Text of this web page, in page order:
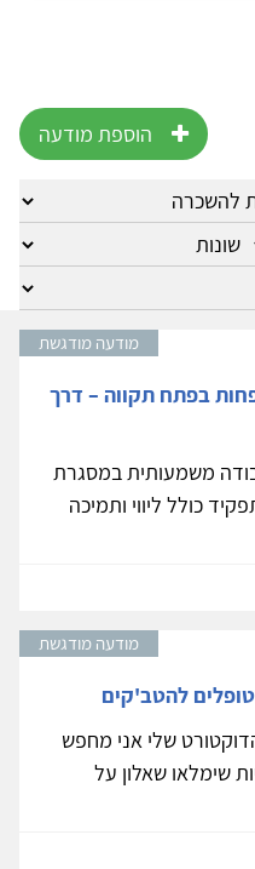
הוספת מודעה
מודעה מודגשת
בפתח תקווה – דרך
משמעותית במסגרת
כולל ליווי ותמיכה
מודעה מודגשת
להטב'קים
שלי אני מחפש
שימלאו שאלון על